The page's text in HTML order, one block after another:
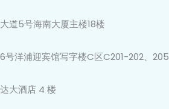
道5号海南大厦主楼18楼
号洋浦迎宾馆写字楼C区C201-202、205
大酒店 4 楼